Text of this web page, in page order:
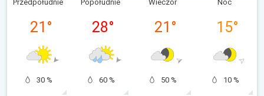
Przedpołudnie
21 °
30 %
Popołudnie
28°
60 %
Wieczór
21 °
50 %
Noc
15°
10 %